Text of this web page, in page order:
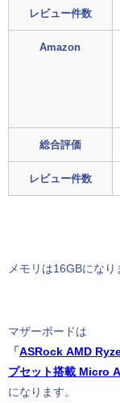
レビュー件数
Amazon
総合評価
レビュー件数
メモリは16GBになり
マザーボードは
「 ASRock AMD
プセット搭載 Micro
になります。